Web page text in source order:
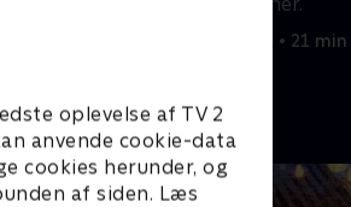
oplevelse af TV 2
anvende cookie-data
cookies herunder, og
af siden. Læs
20. september 2022 • 21 min